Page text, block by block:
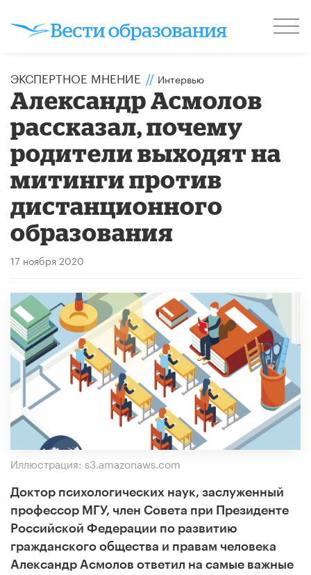
ЭКСПЕРТНОЕ МНЕНИЕ // Интервью
Александр Асмолов
рассказал, почему
родители выходят на
митинги против
дистанционного
образования
17 ноября 2020
Иллюстрация: s3.amazonaws.com
Доктор психологических наук, заслуженный
профессор МГУ, член Совета при Президенте
Российской Федерации по развитию
гражданского общества и правам человека
Александр Асмолов ответил на самые важные